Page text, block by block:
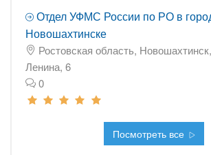
Отдел УФМС России по РО в
Новошахтинске
Ростовская область,
Ленина, 6
0
Посмотреть все